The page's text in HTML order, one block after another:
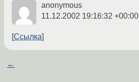
anonymous
11.12.2002 19:16:32 +00:00
Ссылка
←